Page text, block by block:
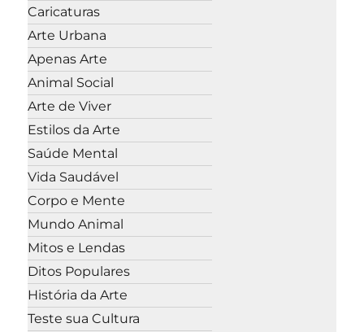
Caricaturas
Arte Urbana
Apenas Arte
Animal Social
Arte de Viver
Estilos da Arte
Saúde Mental
Vida Saudável
Corpo e Mente
Mundo Animal
Mitos e Lendas
Ditos Populares
História da Arte
Teste sua Cultura